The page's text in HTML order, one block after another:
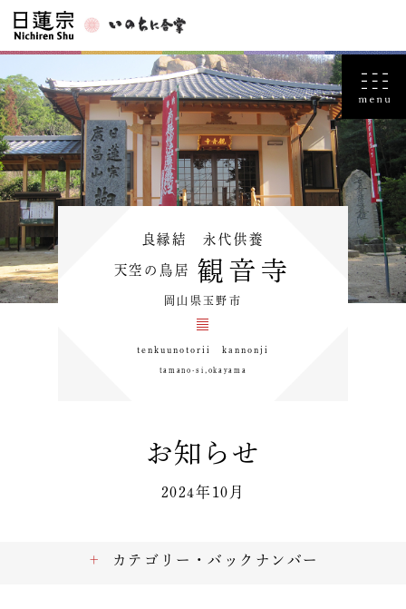
良縁結 永代供養
天空の鳥居 観音寺
岡山県玉野市
tenkuunotorii kannonji
tamano-si,okayama
お知らせ
2024年10月
カテゴリー・バックナンバー